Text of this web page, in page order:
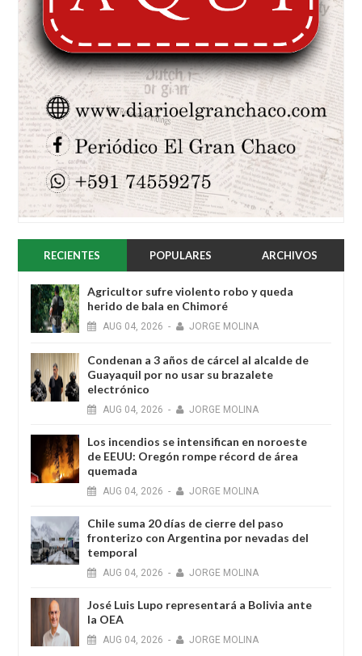
RECIENTES POPULARES ARCHIVOS
Agricultor sufre violento robo y queda
herido de bala en Chimoré
AUG 04, 2026 - JORGE MOLINA
Condenan a 3 años de cárcel al alcalde de
Guayaquil por no usar su brazalete
electrónico
AUG 04, 2026 - JORGE MOLINA
Los incendios se intensifican en noroeste
de EEUU: Oregón rompe récord de área
quemada
AUG 04, 2026 - JORGE MOLINA
Chile suma 20 días de cierre del paso
fronterizo con Argentina por nevadas del
temporal
AUG 04, 2026 - JORGE MOLINA
José Luis Lupo representará a Bolivia ante
la OEA
AUG 04, 2026 - JORGE MOLINA